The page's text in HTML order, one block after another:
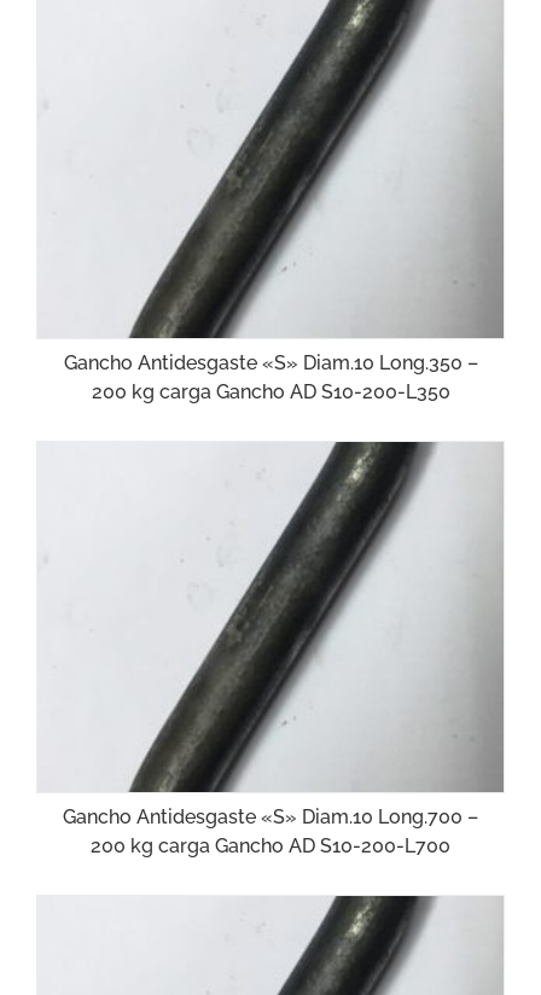
Gancho Antidesgaste «S» Diam.10 Long.350 –
200 kg carga Gancho AD S10-200-L350
Gancho Antidesgaste «S» Diam.10 Long.700 –
200 kg carga Gancho AD S10-200-L700